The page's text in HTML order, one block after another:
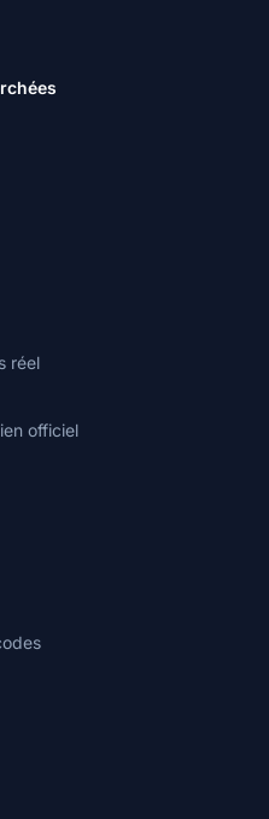
réel
officiel